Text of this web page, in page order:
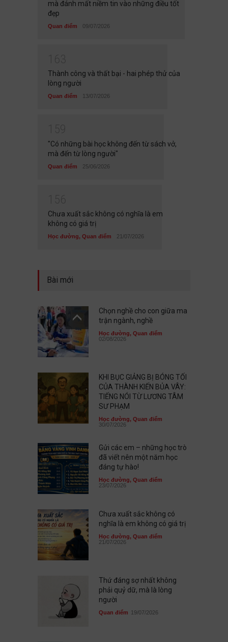
mà đánh mất niềm tin vào những điều tốt
đẹp
Quan điểm 09/07/2026
Thành công và thất bại - hai phép thử của
lòng người
Quan điểm 13/07/2026
"Có những bài học không đến từ sách vở,
mà đến từ lòng người"
Quan điểm 25/06/2026
Chưa xuất sắc không có nghĩa là em
không có giá trị
Học đường, Quan điểm 21/07/2026
Bài mới
Chọn nghề cho con giữa ma
trận ngành, nghề
Học đường, Quan điểm
02/08/2026
KHI BỤC GIẢNG BỊ BÓNG TỐI
CỦA THÀNH KIẾN BỦA VÂY:
TIẾNG NÓI TỪ LƯƠNG TÂM
SƯ PHẠM
Học đường, Quan điểm
30/07/2026
Gửi các em – những học trò
đã viết nên một năm học
đáng tự hào!
Học đường, Quan điểm
23/07/2026
Chưa xuất sắc không có
nghĩa là em không có giá trị
Học đường, Quan điểm
21/07/2026
Thứ đáng sợ nhất không
phải quỷ dữ, mà là lòng
người
Quan điểm 19/07/2026